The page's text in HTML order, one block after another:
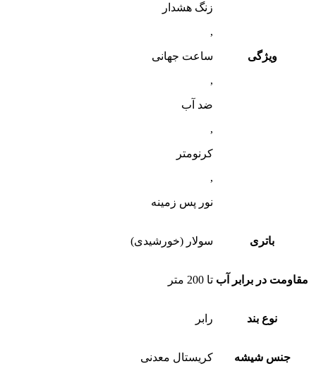
ویژگی
زنگ هشدار
,
ساعت جهانی
,
ضد آب
,
کرنومتر
,
نور پس زمینه
باتری سولار (خورشیدی)
مقاومت در برابر آب تا 200 متر
نوع بند رابر
جنس شیشه کریستال معدنی